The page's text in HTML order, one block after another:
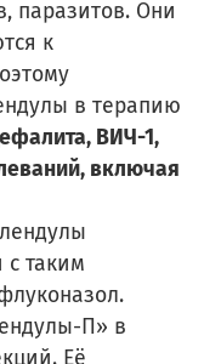
паразитов. Они
к
в терапию
ВИЧ-1,
включая
с таким
П» в
Её